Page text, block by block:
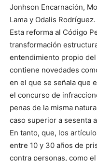
Jonhson Encarnación,
Lama y Odalis Rodríguez.
Esta reforma al Código
transformación
entendimiento propio
contiene novedades
en el que se señala que
el concurso de
penas de la misma
caso superior a sesenta
En tanto, que, los
entre 10 y 30 años de
contra personas, como